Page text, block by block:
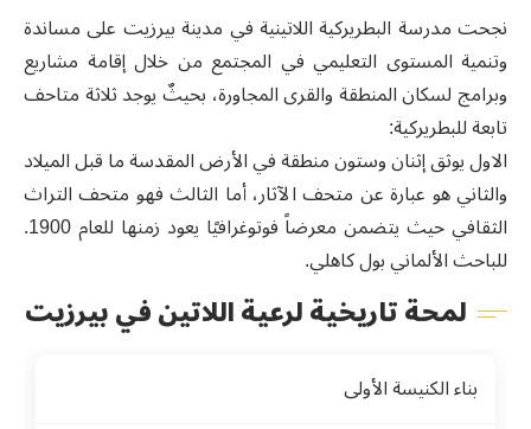
نجحت مدرسة البطريركية اللاتينية في مدينة بيرزيت على مساندة
وتنمية المستوى التعليمي في المجتمع من خلال إقامة مشاريع
وبرامج لسكان المنطقة والقرى المجاورة، بحيثٌ يوجد ثلاثة متاحف
تابعة للبطريركية:
الاول يوثق إثنان وستون منطقة في الأرض المقدسة ما قبل الميلاد
والثاني هو عبارة عن متحف الآثار، أما الثالث فهو متحف التراث
الثقافي حيث يتضمن معرضاً فوتوغرافيًا يعود زمنها للعام 1900.
للباحث الألماني بول كاهلي.
لمحة تاريخية لرعية اللاتين في بيرزيت
بناء الكنيسة الأولى